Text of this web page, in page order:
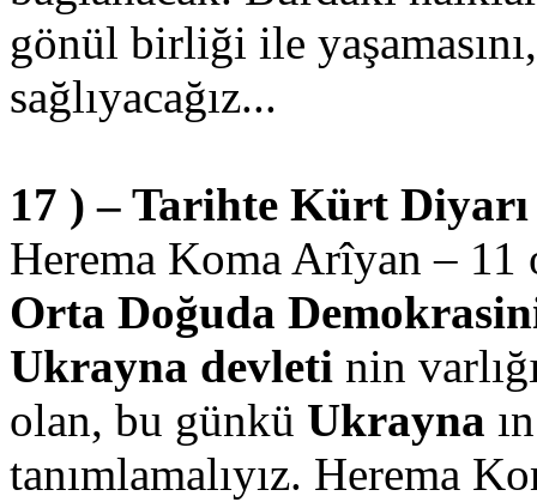
gönül birliği ile
sağlıyacağız...
17 ) – Tarihte Kürt
Herema Koma Arîyan – 11
Orta Doğuda
Ukrayna devleti nin
olan, bu günkü Ukrayna
tanımlamalıyız. Herema